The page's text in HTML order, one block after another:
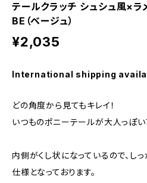
テールクラッチ シュシュ風×
BE（ベージュ）
¥2,035
International shipping
どの角度から見てもキレイ！
いつものポニーテールが大人っぽい
内側がくし状になっているので、し
仕様となっております。